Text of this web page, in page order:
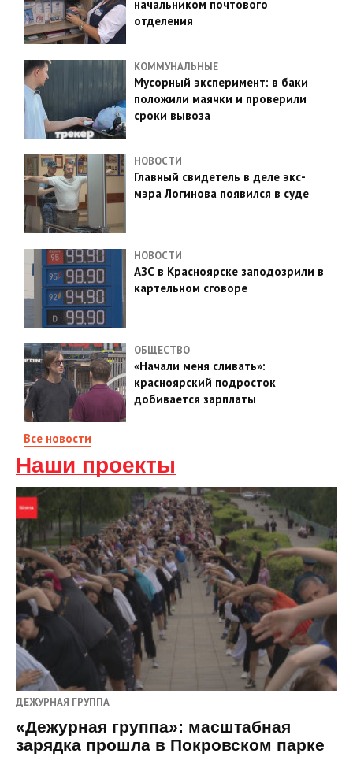
начальником почтового
отделения
КОММУНАЛЬНЫЕ
Мусорный эксперимент: в баки
положили маячки и проверили
сроки вывоза
НОВОСТИ
Главный свидетель в деле экс-
мэра Логинова появился в суде
НОВОСТИ
АЗС в Красноярске заподозрили в
картельном сговоре
ОБЩЕСТВО
«Начали меня сливать»:
красноярский подросток
добивается зарплаты
Все новости
Наши проекты
ДЕЖУРНАЯ ГРУППА
«Дежурная группа»: масштабная
зарядка прошла в Покровском парке